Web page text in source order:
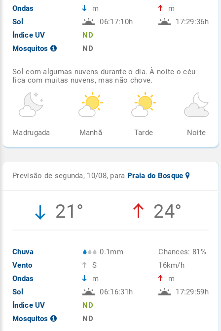
Ondas
Sol
Índice UV
Mosquitos
m
06:17:10h
ND
ND
m
17:29:36h
Sol com algumas nuvens durante o dia. À noite o céu
fica com muitas nuvens, mas não chove.
Madrugada Manhã Tarde Noite
Previsão de segunda, 10/08, para Praia do Bosque
21° 24°
Chuva
Vento
Ondas
Sol
Índice UV
Mosquitos
0.1mm
S
m
06:16:31h
ND
ND
Chances: 81%
16km/h
m
17:29:59h